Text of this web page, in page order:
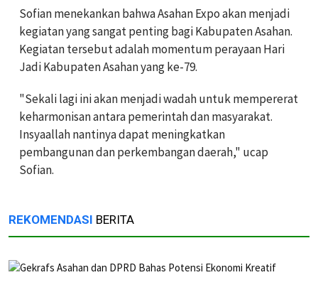
Sofian menekankan bahwa Asahan Expo akan menjadi
kegiatan yang sangat penting bagi Kabupaten Asahan.
Kegiatan tersebut adalah momentum perayaan Hari
Jadi Kabupaten Asahan yang ke-79.
"Sekali lagi ini akan menjadi wadah untuk mempererat
keharmonisan antara pemerintah dan masyarakat.
Insyaallah nantinya dapat meningkatkan
pembangunan dan perkembangan daerah," ucap
Sofian.
REKOMENDASI BERITA